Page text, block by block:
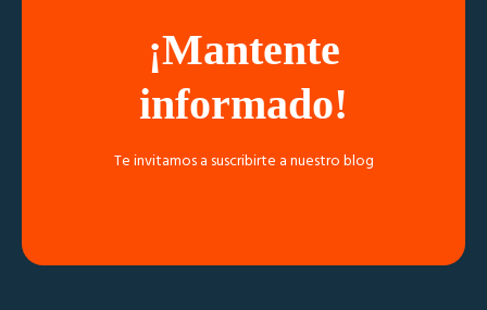
¡Mantente
informado!
Te invitamos a suscribirte a nuestro blog